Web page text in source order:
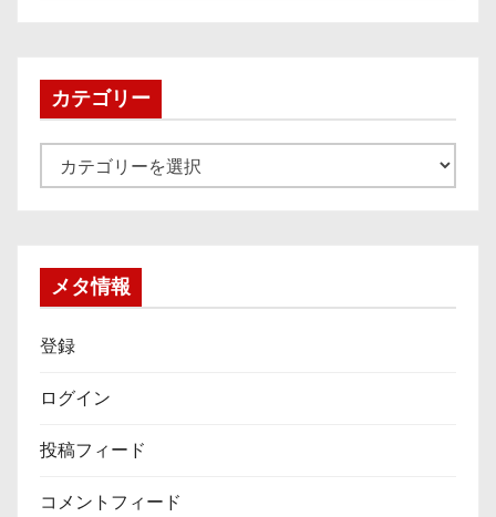
ブカテゴリー
テ
メタ情報
登録
ログイン
投稿フィード
コメントフィード